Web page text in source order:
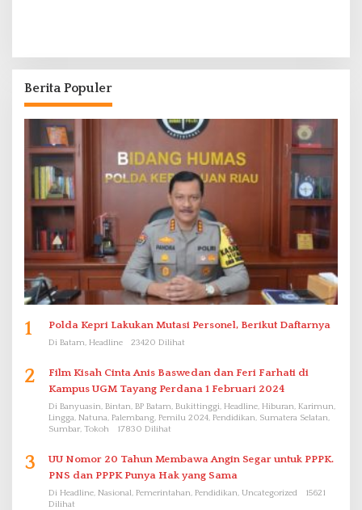
Berita Populer
1 Polda Kepri Lakukan Mutasi Personel, Berikut Daftarnya
Di Batam, Headline 23420 Dilihat
2
Film Kisah Cinta Anis Baswedan dan Feri Farhati di
Kampus UGM Tayang Perdana 1 Februari 2024
Di Banyuasin, Bintan, BP Batam, Bukittinggi, Headline, Hiburan, Karimun,
Lingga, Natuna, Palembang, Pemilu 2024, Pendidikan, Sumatera Selatan,
Sumbar, Tokoh
17830 Dilihat
3
UU Nomor 20 Tahun Membawa Angin Segar untuk PPPK.
PNS dan PPPK Punya Hak yang Sama
Di Headline, Nasional, Pemerintahan, Pendidikan, Uncategorized
15621
Dilihat